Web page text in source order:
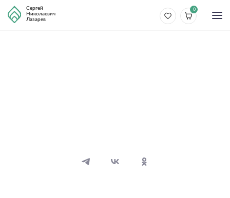
Сергей
Николаевич
Лазарев
0